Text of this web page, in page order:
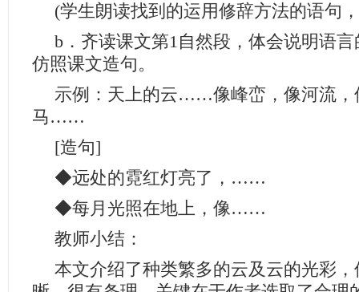
(学生朗读找到的运用修辞方法的语句
b．齐读课文第1自然段，体会说明语
仿照课文造句。
示例：天上的云……像峰峦，像河流，
马……
[造句]
◆远处的霓红灯亮了，……
◆每月光照在地上，像……
教师小结：
本文介绍了种类繁多的云及云的光彩